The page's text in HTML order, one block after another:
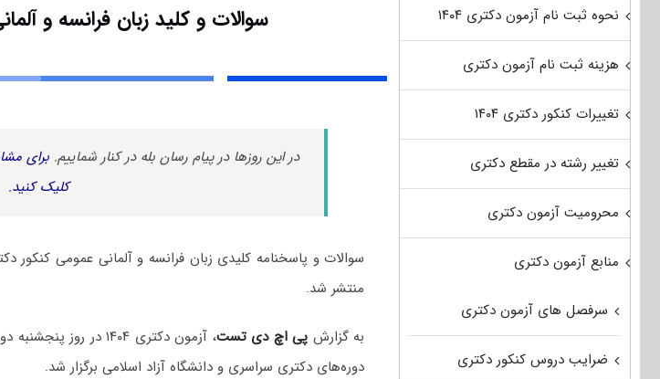
سوالات و کلید زبان فرانسه و
در این روزها در پیام رسان بله در کنار شماییم. برای
کلیک کنید.
منتشر شد.
به گزارش پی اچ دی تست
دوره‌های دکتری سراسری و دانشگاه آزاد اسلامی برگزار شد.
نحوه ثبت نام آزمون دکتری ۱۴۰۴
هزینه ثبت نام آزمون دکتری
تغییرات کنکور دکتری ۱۴۰۴
تغییر رشته در مقطع دکتری
محرومیت آزمون دکتری
منابع آزمون دکتری
سرفصل های آزمون دکتری
ضرایب دروس کنکور دکتری